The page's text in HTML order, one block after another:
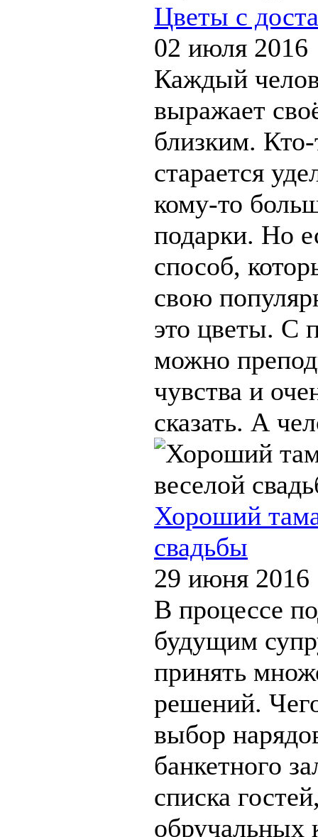
Цветы с
02 июля 2016
Каждый
выражает
близким.
старается
кому-то
подарки. Но
способ,
свою
это цветы. С
можно
чувства и
сказать. А
Хороший
свадьбы
29 июня 2016
В процессе
будущим
принять
решений.
выбор
банкетного
списка
обручальных